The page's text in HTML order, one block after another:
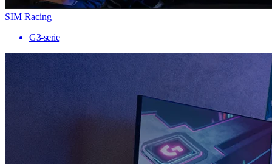
SIM Racing
G3-serie